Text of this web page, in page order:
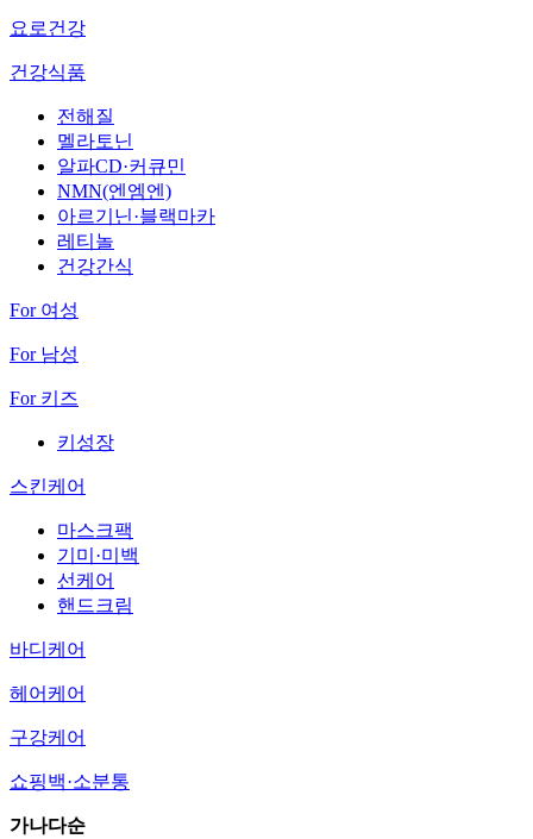
요로건강
건강식품
전해질
멜라토닌
알파CD·커큐민
NMN(엔엠엔)
아르기닌·블랙마카
레티놀
건강간식
For 여성
For 남성
For 키즈
키성장
스킨케어
마스크팩
기미·미백
선케어
핸드크림
바디케어
헤어케어
구강케어
쇼핑백·소분통
가나다순